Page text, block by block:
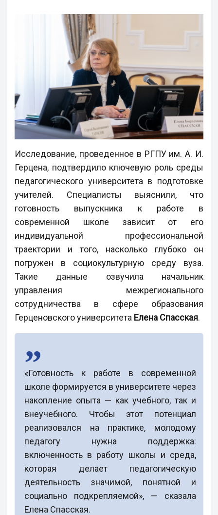
Исследование, проведенное в РГПУ им. А. И.
Герцена, подтвердило ключевую роль среды
педагогического университета в подготовке
учителей. Специалисты выяснили, что
готовность выпускника к работе в
современной школе зависит от его
индивидуальной профессиональной
траектории и того, насколько глубоко он
погружен в социокультурную среду вуза.
Такие данные озвучила начальник
управления межрегионального
сотрудничества в сфере образования
Герценовского университета Елена Спасская.
«Готовность к работе в современной
школе формируется в университете через
накопление опыта — как учебного, так и
внеучебного. Чтобы этот потенциал
реализовался на практике, молодому
педагогу нужна поддержка:
включенность в работу школы и среда,
которая делает педагогическую
деятельность значимой, понятной и
социально подкрепляемой», — сказала
Елена Спасская.